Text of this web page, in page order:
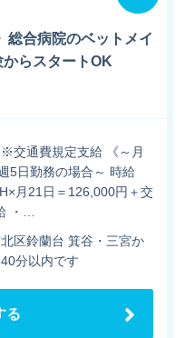
総合病院のベットメイ
らスタートOK
交通費規定支給 《～月
5日勤務の場合～ 時給
月21日＝126,000円＋交
・…
区鈴蘭台 箕谷・三宮か
分以内です
る